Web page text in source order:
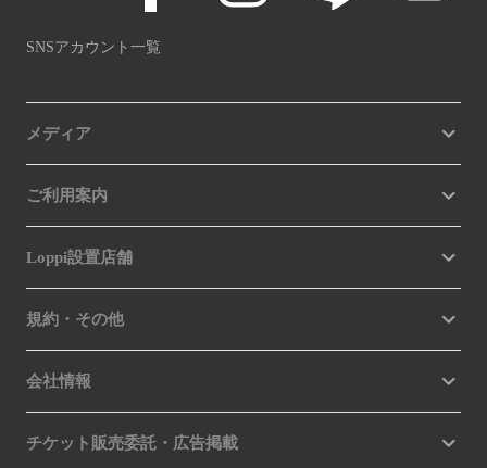
SNSアカウント一覧
メディア
ご利用案内
Loppi設置店舗
規約・その他
会社情報
チケット販売委託・広告掲載